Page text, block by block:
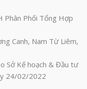
Phân Phối Tổng Hợp
Canh, Nam Từ Liêm,
Sở Kế hoạch & Đầu tư
24/02/2022